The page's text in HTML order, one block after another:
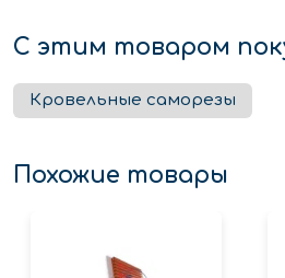
С этим товаром
Кровельные саморезы
Похожие товары